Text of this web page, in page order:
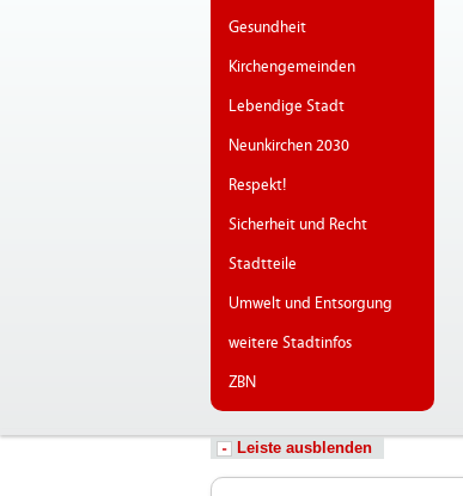
Gesundheit
Kirchengemeinden
Lebendige Stadt
Neunkirchen 2030
Respekt!
Sicherheit und Recht
Stadtteile
Umwelt und Entsorgung
weitere Stadtinfos
ZBN
Leiste ausblenden